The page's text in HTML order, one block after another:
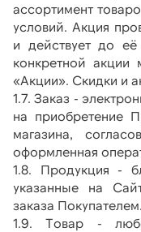
ассортимент
условий. Акция
и действует до
конкретной акции
«Акции». Скидки и
1.7. Заказ -
на приобретение
магазина,
оформленная
1.8. Продукция -
указанные на
заказа Покупателем.
1.9. Товар -